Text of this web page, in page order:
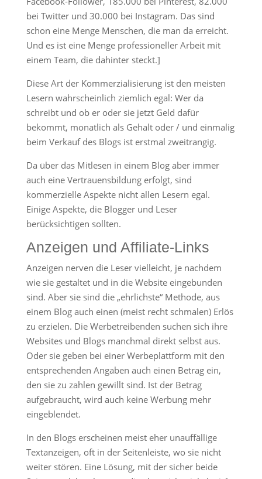
bei Twitter und 30.000 bei Instagram. Das sind
schon eine Menge Menschen, die man da erreicht.
Und es ist eine Menge professioneller Arbeit mit
einem Team, die dahinter steckt.]
Diese Art der Kommerzialisierung ist den meisten
Lesern wahrscheinlich ziemlich egal: Wer da
schreibt und ob er oder sie jetzt Geld dafür
bekommt, monatlich als Gehalt oder / und einmalig
beim Verkauf des Blogs ist erstmal zweitrangig.
Da über das Mitlesen in einem Blog aber immer
auch eine Vertrauensbildung erfolgt, sind
kommerzielle Aspekte nicht allen Lesern egal.
Einige Aspekte, die Blogger und Leser
berücksichtigen sollten.
Anzeigen und Affiliate-Links
Anzeigen nerven die Leser vielleicht, je nachdem
wie sie gestaltet und in die Website eingebunden
sind. Aber sie sind die „ehrlichste“ Methode, aus
einem Blog auch einen (meist recht schmalen) Erlös
zu erzielen. Die Werbetreibenden suchen sich ihre
Websites und Blogs manchmal direkt selbst aus.
Oder sie geben bei einer Werbeplattform mit den
entsprechenden Angaben auch einen Betrag ein,
den sie zu zahlen gewillt sind. Ist der Betrag
aufgebraucht, wird auch keine Werbung mehr
eingeblendet.
In den Blogs erscheinen meist eher unauffällige
Textanzeigen, oft in der Seitenleiste, wo sie nicht
weiter stören. Eine Lösung, mit der sicher beide